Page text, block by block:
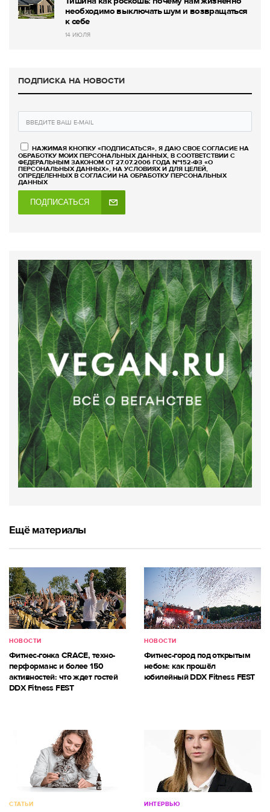
необходимо выключать шум и возвращаться
к себе
14 ИЮЛЯ
ПОДПИСКА НА НОВОСТИ
НАЖИМАЯ КНОПКУ «ПОДПИСАТЬСЯ», Я ДАЮ СВОЕ СОГЛАСИЕ НА
ОБРАБОТКУ МОИХ ПЕРСОНАЛЬНЫХ ДАННЫХ, В СООТВЕТСТВИИ С
ФЕДЕРАЛЬНЫМ ЗАКОНОМ ОТ 27.07.2006 ГОДА №152-ФЗ «О
ПЕРСОНАЛЬНЫХ ДАННЫХ», НА УСЛОВИЯХ И ДЛЯ ЦЕЛЕЙ,
ОПРЕДЕЛЕННЫХ В СОГЛАСИИ НА ОБРАБОТКУ ПЕРСОНАЛЬНЫХ
ДАННЫХ
ПОДПИСАТЬСЯ
Ещё материалы
НОВОСТИ
Фитнес-гонка CRACE, техно-
перформанс и более 150
активностей: что ждет гостей
DDX Fitness FEST
НОВОСТИ
Фитнес-город под открытым
небом: как прошёл
юбилейный DDX Fitness FEST
СТАТЬИ ИНТЕРВЬЮ